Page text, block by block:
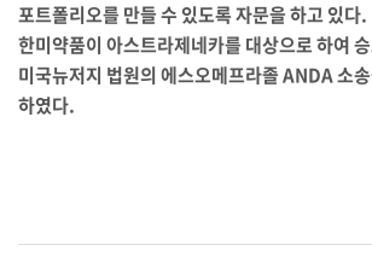
포트폴리오를 만들 수 있도록 자문을 하고 있다
한미약품이 아스트라제네카를 대상으로 하여
미국뉴저지 법원의 에스오메프라졸 ANDA 소
하였다.